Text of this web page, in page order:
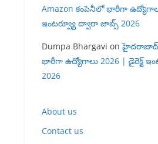
Amazon కంపెనీలో భారీగా
ఇంటర్వ్యూ ద్వారా జాబ్స్ 2026
Dumpa Bhargavi onహైదరాబాద్
భారీగా ఉద్యోగాలు 2026 | డైరెక్ట్
2026
About us
Contact us